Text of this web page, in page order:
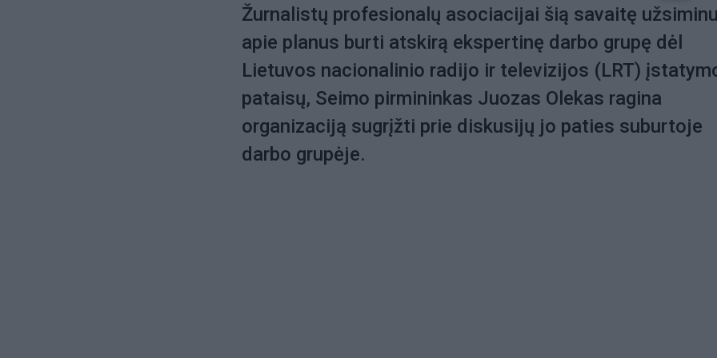
Žurnalistų profesionalų asociacijai šią savaitę
apie planus burti atskirą ekspertinę darbo grupę dėl
Lietuvos nacionalinio radijo ir televizijos (LRT)
pataisų, Seimo pirmininkas Juozas Olekas ragina
organizaciją sugrįžti prie diskusijų jo paties suburtoje
darbo grupėje.